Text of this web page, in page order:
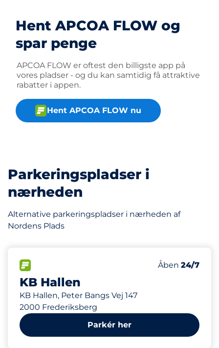
Hent APCOA FLOW og
spar penge
APCOA FLOW er oftest den billigste app på
vores pladser - og du kan samtidig få attraktive
rabatter i appen.
Hent APCOA FLOW nu
Parkeringspladser i
nærheden
Alternative parkeringspladser i nærheden af
Nordens Plads
KB Hallen
KB Hallen, Peter Bangs Vej 147
2000 Frederiksberg
Antal
Antal pladser
200
Åben 24/7
Parkér her